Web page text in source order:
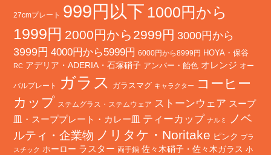
27cmプレート 999円以下 1000円から
1999円 2000円から2999円 3000円から
3999円 4000円から5999円 6000円から8999円 HOYA・保谷
RC アデリア・ADERIA・石塚硝子 アンバー・飴色 オレンジ オー
バルプレート ガラス ガラスマグ キャラクター
コーヒー
カップ ステムグラス・ステムウェア ストーンウェア スープ
皿・スーププレート・カレー皿 ティーカップ ナルミ
ノベ
ルティ・企業物 ノリタケ・Noritake ピンク プラ
スチック ホーロー ラスター 両手鍋 佐々木硝子・佐々木ガラス 小